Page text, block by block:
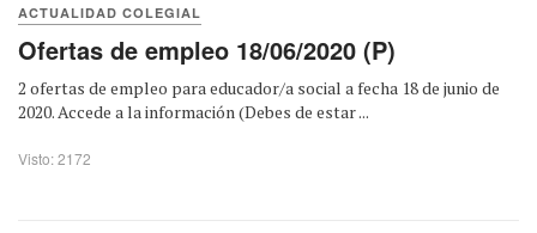
ACTUALIDAD COLEGIAL
Ofertas de empleo 18/06/2020 (P)
2 ofertas de empleo para educador/a social a fecha 18 de junio de
2020. Accede a la información (Debes de estar ...
Visto: 2172